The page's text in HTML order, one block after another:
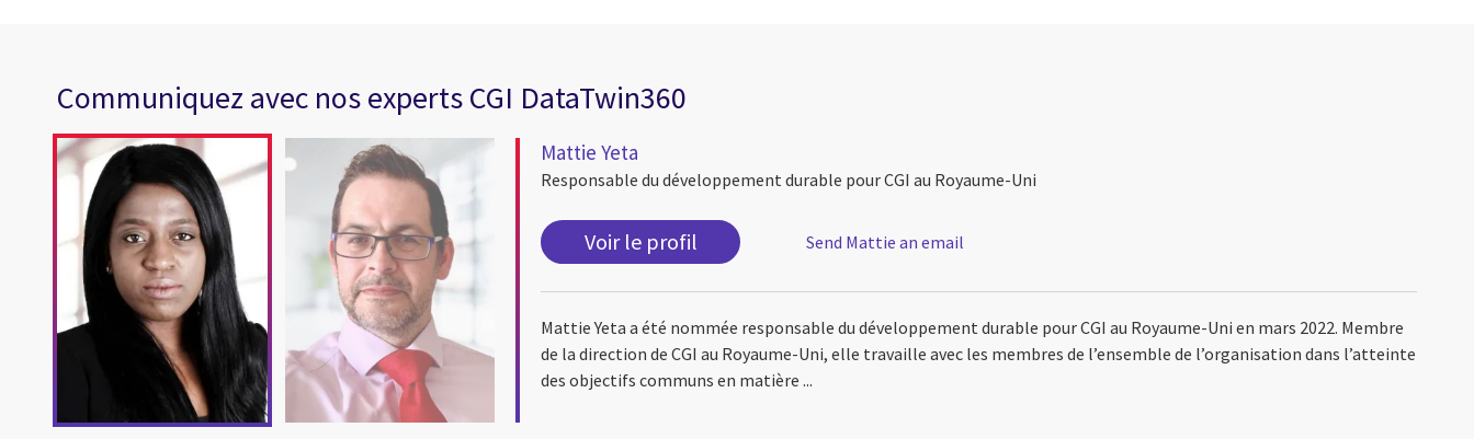
Communiquez avec nos experts CGI DataTwin360
Mattie Yeta
Responsable du développement durable pour CGI au Royaume-Uni
Voir le profil Send Mattie an email
Mattie Yeta a été nommée responsable du développement durable pour CGI au Royaume-Uni en mars 2022. Membre
de la direction de CGI au Royaume-Uni, elle travaille avec les membres de l’ensemble de l’organisation dans l’atteinte
des objectifs communs en matière ...